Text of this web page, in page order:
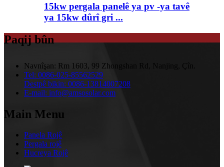
15kw pergala panelê ya pv -ya tavê
ya 15kw dûrî gri ...
Paqij bûn
Navnîşan: Rm 1603, 99 Zhongshan Rd, Nanjing, Çîn.
Tel: 0086-025-85562529
Destpê bikin: 0086-13814007208
E-mail: info@amsosolar.com
Main Menu
Panela Rojê
Pergala rojê
Hucreya Rojê